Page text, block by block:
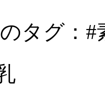
タグ：#